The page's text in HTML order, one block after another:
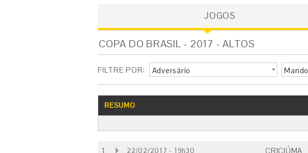
JOGOS
COPA DO BRASIL - 2017 - ALTOS
FILTRE POR: Adversário Mando
RESUMO
1 22/02/2017 - 19h30 CRICIÚMA